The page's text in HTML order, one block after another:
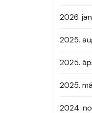
2026.
2025.
2025.
2025.
2024.